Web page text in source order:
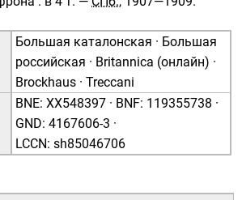
Большая каталонская · Большая
российская · Britannica (онлайн) ·
Brockhaus · Treccani
BNE: XX548397 · BNF: 119355738 ·
GND: 4167606-3 ·
LCCN: sh85046706